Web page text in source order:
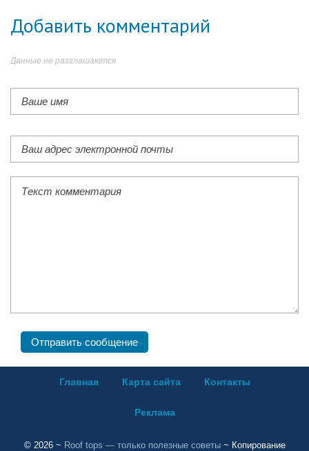
Добавить комментарий
Данные не разглашаются
Главная Карта сайта Контакты
Реклама
© 2026~ Roof tops — только полезные советы~ Копирование